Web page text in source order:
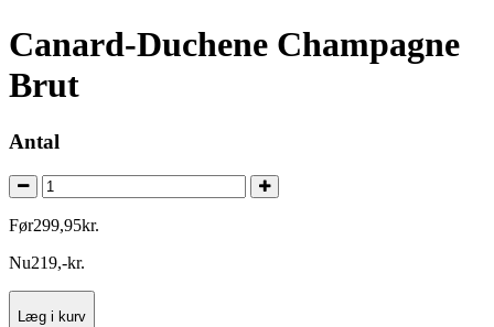
Canard-Duchene Champagne
Brut
Antal
Før299,95kr.
Nu219,-kr.
Læg i kurv